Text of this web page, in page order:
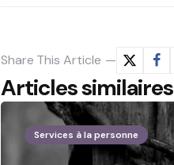
Share This Article
Articles similaires
Services à la personne